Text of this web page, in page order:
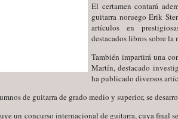
El certamen contará
guitarra noruego Erik
artículos en
destacados libros sobre la
También impartirá una
Martín, destacado
ha publicado diversos
de guitarra de grado medio y superior, se
un concurso internacional de guitarra, cuya final